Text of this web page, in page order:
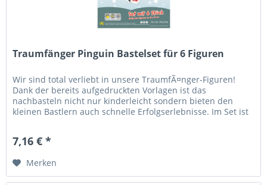
Traumfänger Pinguin Bastelset für 6 Figuren
Wir sind total verliebt in unsere TraumfÃ¤nger-Figuren!
Dank der bereits aufgedruckten Vorlagen ist das
nachbasteln nicht nur kinderleicht sondern bieten den
kleinen Bastlern auch schnelle Erfolgserlebnisse. Im Set ist
7,16 € *
Merken